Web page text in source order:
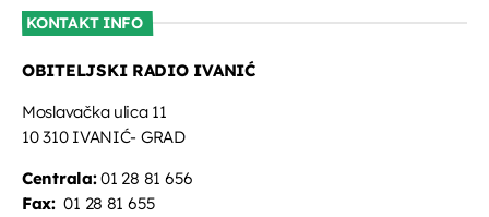
KONTAKT INFO
OBITELJSKI RADIO IVANIĆ
Moslavačka ulica 11
10 310 IVANIĆ- GRAD
Centrala:01 28 81 656
Fax:01 28 81 655